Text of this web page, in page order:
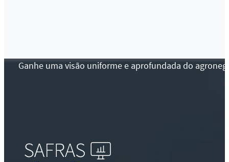
Ganhe uma visão uniforme e aprofundada do